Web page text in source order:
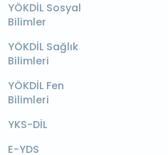
YÖKDİL Sosyal
Bilimler
YÖKDİL Sağlık
Bilimleri
YÖKDİL Fen
Bilimleri
YKS-DİL
E-YDS